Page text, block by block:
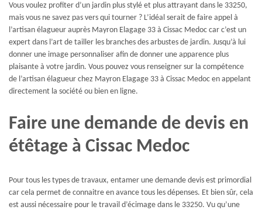
Vous voulez profiter d’un jardin plus stylé et plus attrayant dans le 33250,
mais vous ne savez pas vers qui tourner ? L’idéal serait de faire appel à
l’artisan élagueur auprès Mayron Elagage 33 à Cissac Medoc car c’est un
expert dans l’art de tailler les branches des arbustes de jardin. Jusqu’à lui
donner une image personnaliser afin de donner une apparence plus
plaisante à votre jardin. Vous pouvez vous renseigner sur la compétence
de l’artisan élagueur chez Mayron Elagage 33 à Cissac Medoc en appelant
directement la société ou bien en ligne.
Faire une demande de devis en
étêtage à Cissac Medoc
Pour tous les types de travaux, entamer une demande devis est primordial
car cela permet de connaitre en avance tous les dépenses. Et bien sûr, cela
est aussi nécessaire pour le travail d’écimage dans le 33250. Vu qu’une